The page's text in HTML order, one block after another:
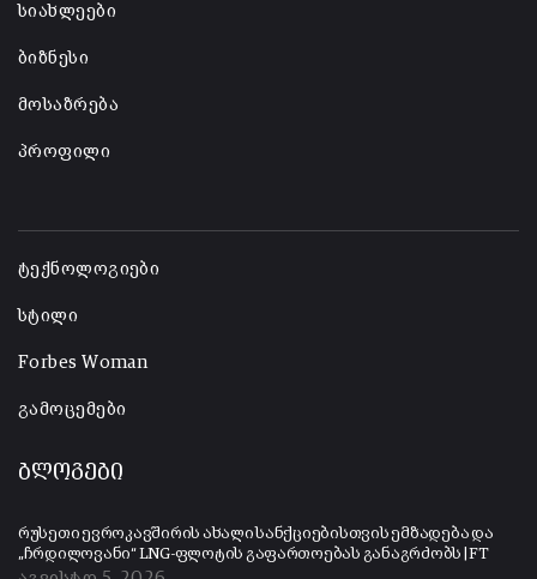
სიახლეები
ბიზნესი
მოსაზრება
პროფილი
ტექნოლოგიები
სტილი
Forbes Woman
გამოცემები
ბლოგები
რუსეთი ევროკავშირის ახალი სანქციებისთვის ემზადება და
„ჩრდილოვანი“ LNG-ფლოტის გაფართოებას განაგრძობს | FT